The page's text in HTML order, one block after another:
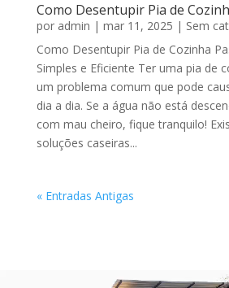
Como Desentupir Pia de
por admin | mar 11, 2025 | Sem
Como Desentupir Pia de Cozinha
Simples e Eficiente Ter uma pia de
um problema comum que pode
dia a dia. Se a água não está
com mau cheiro, fique tranquilo!
soluções caseiras...
« Entradas Antigas